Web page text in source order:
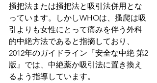
掻把法または掻把法と吸引法併用とな
っています。しかしWHOは、搔爬は吸
引よりも女性にとって痛みを伴う外科
的中絶方法であると指摘しており、
2012年のガイドライン『安全な中絶 第2
版』では、中絶薬か吸引法に置き換え
るよう指導しています。